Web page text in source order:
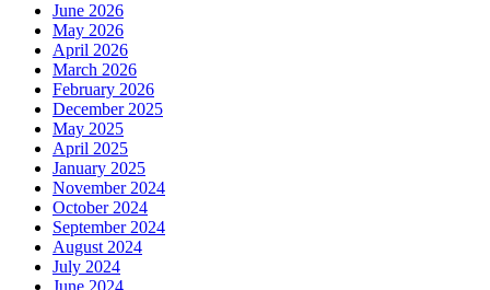
June 2026
May 2026
April 2026
March 2026
February 2026
December 2025
May 2025
April 2025
January 2025
November 2024
October 2024
September 2024
August 2024
July 2024